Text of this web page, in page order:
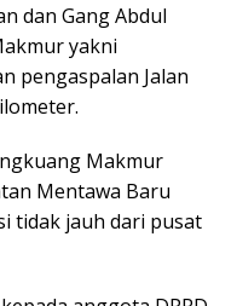
dan Gang Abdul
yakni
pengaspalan Jalan
Makmur
Mentawa Baru
tidak jauh dari pusat